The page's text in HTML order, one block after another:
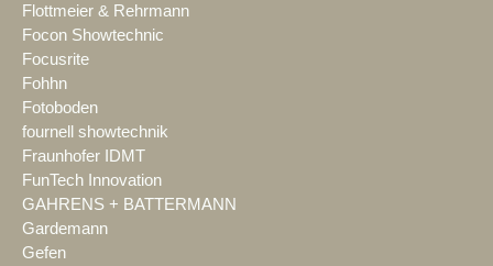
Flottmeier & Rehrmann
Focon Showtechnic
Focusrite
Fohhn
Fotoboden
fournell showtechnik
Fraunhofer IDMT
FunTech Innovation
GAHRENS + BATTERMANN
Gardemann
Gefen